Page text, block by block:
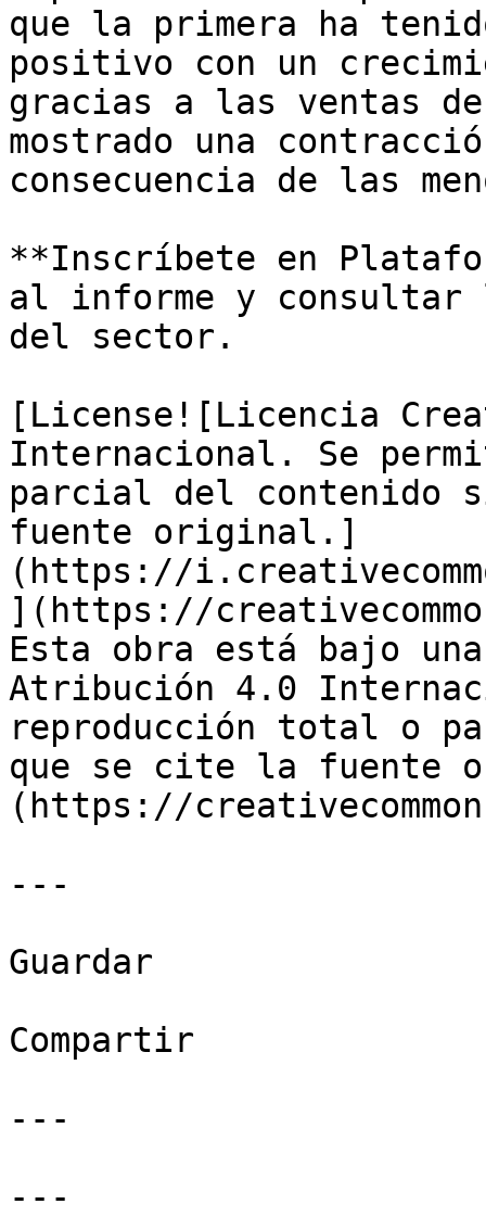
que la primera ha
positivo con un
gracias a las ventas de
mostrado una
consecuencia de las
**Inscríbete en
al informe y consultar
del sector.
[License![Licencia
Internacional. Se
parcial del contenido
fuente original.]
(https://
](https://
Esta obra está bajo
Atribución 4.0
reproducción total o
que se cite la fuente
(https://
---
Guardar
Compartir
---
---